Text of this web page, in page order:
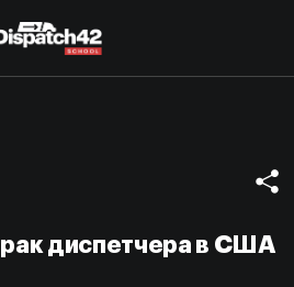
диспетчера в США